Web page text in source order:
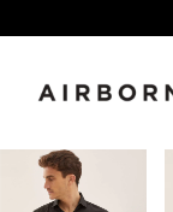
3 Cuotas sin